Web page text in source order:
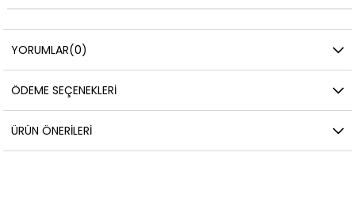
YORUMLAR(0)
ÖDEME SEÇENEKLERI
ÜRÜN ÖNERILERI